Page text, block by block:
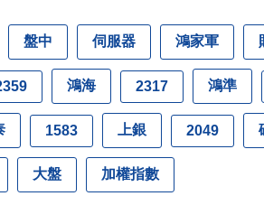
盤中 伺服器 鴻家軍
鴻海 2317 鴻準
1583 上銀 2049
大盤 加權指數